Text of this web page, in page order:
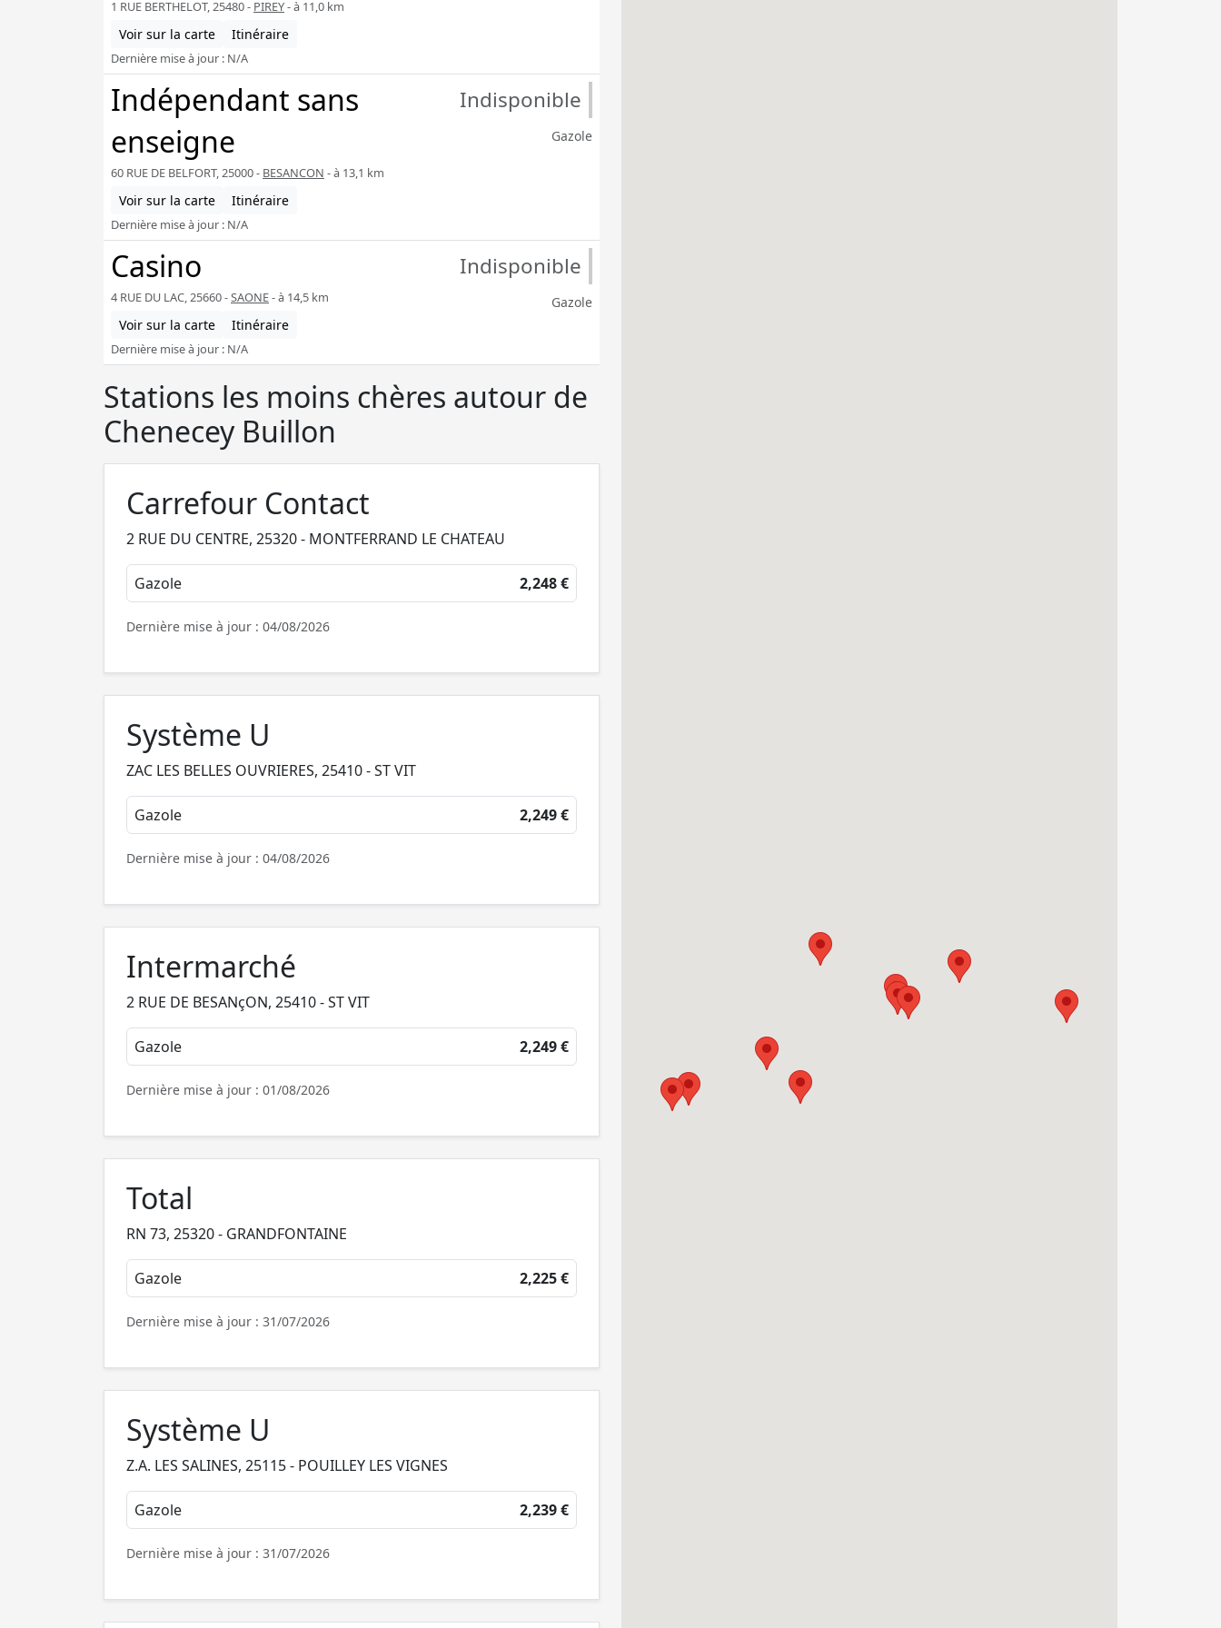
1 RUE BERTHELOT, 25480 - PIREY- à 11,0 km
Voir sur la carte Itinéraire
Dernière mise à jour : N/A
Indépendant sans
enseigne
60 RUE DE BELFORT, 25000 - BESANCON - à 13,1 km
Voir sur la carte Itinéraire
Dernière mise à jour : N/A
Indisponible
Gazole
Casino
4 RUE DU LAC, 25660 -SAONE- à 14,5 km
Voir sur la carte Itinéraire
Dernière mise à jour : N/A
Indisponible
Gazole
Stations les moins chères autour de
Chenecey Buillon
Carrefour Contact
2 RUE DU CENTRE, 25320 - MONTFERRAND LE CHATEAU
Gazole 2,248 €
Dernière mise à jour : 04/08/2026
Système U
ZAC LES BELLES OUVRIERES, 25410 - ST VIT
Gazole 2,249 €
Dernière mise à jour : 04/08/2026
Intermarché
2 RUE DE BESANçON, 25410 - ST VIT
Gazole 2,249 €
Dernière mise à jour : 01/08/2026
Total
RN 73, 25320 - GRANDFONTAINE
Gazole 2,225 €
Dernière mise à jour : 31/07/2026
Système U
Z.A. LES SALINES, 25115 - POUILLEY LES VIGNES
Gazole 2,239 €
Dernière mise à jour : 31/07/2026